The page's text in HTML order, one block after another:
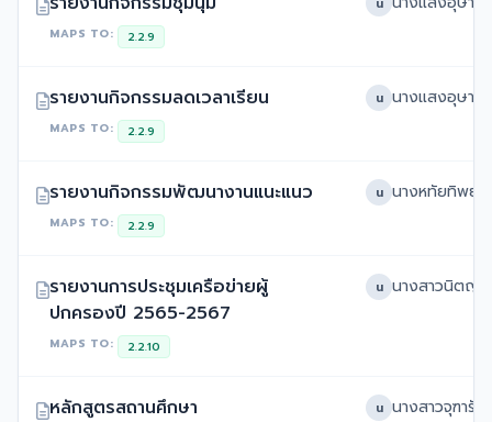
MAPS TO: 2.2.9
น
รายงานกิจกรรมลดเวลาเรียน
MAPS TO: 2.2.9
น
รายงานกิจกรรมพัฒนางานแนะแนว
MAPS TO: 2.2.9
น
รายงานการประชุมเครือข่ายผู้
ปกครองปี 2565-2567
MAPS TO: 2.2.10
น
หลักสูตรสถานศึกษา น